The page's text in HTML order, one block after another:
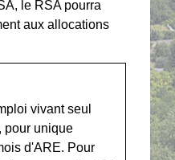
le RSA pourra
aux allocations
vivant seul
pour unique
d'ARE. Pour